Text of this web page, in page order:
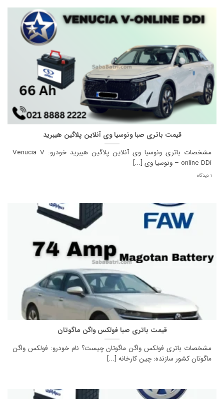
قیمت باتری صبا ونوسیا وی آنلاین پلاگین هیبرید
مشخصات باتری ونوسیا وی آنلاین پلاگین هیبرید خودرو: Venucia V
online DDi – ونوسیا وی [...]
1 دیدگاه
قیمت باتری صبا فولکس واگن ماگوتان
مشخصات باتری فولکس واگن ماگوتان چیست؟ نام خودرو: فولکس واگن
ماگوتان کشور سازنده: چین کارخانه [...]